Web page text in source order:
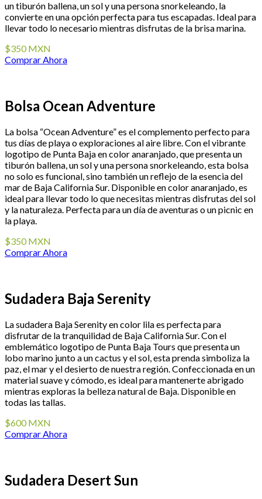
un tiburón ballena, un sol y una persona snorkeleando, la
convierte en una opción perfecta para tus escapadas. Ideal para
llevar todo lo necesario mientras disfrutas de la brisa marina.
$350 MXN
Comprar Ahora
Bolsa Ocean Adventure
La bolsa “Ocean Adventure” es el complemento perfecto para
tus días de playa o exploraciones al aire libre. Con el vibrante
logotipo de Punta Baja en color anaranjado, que presenta un
tiburón ballena, un sol y una persona snorkeleando, esta bolsa
no solo es funcional, sino también un reflejo de la esencia del
mar de Baja California Sur. Disponible en color anaranjado, es
ideal para llevar todo lo que necesitas mientras disfrutas del sol
y la naturaleza. Perfecta para un día de aventuras o un picnic en
la playa.
$350 MXN
Comprar Ahora
Sudadera Baja Serenity
La sudadera Baja Serenity en color lila es perfecta para
disfrutar de la tranquilidad de Baja California Sur. Con el
emblemático logotipo de Punta Baja Tours que presenta un
lobo marino junto a un cactus y el sol, esta prenda simboliza la
paz, el mar y el desierto de nuestra región. Confeccionada en un
material suave y cómodo, es ideal para mantenerte abrigado
mientras exploras la belleza natural de Baja. Disponible en
todas las tallas.
$600 MXN
Comprar Ahora
Sudadera Desert Sun